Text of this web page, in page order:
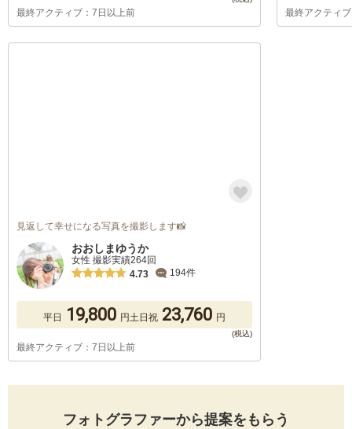
最終アクティブ：7日以上前 最終アクティ
見返して幸せになる写真を撮影します📸
おおしまゆうか
女性 撮影実績264回
4.73
194件
平日 19,800 円土日祝 23,760 円
最終アクティブ：7日以上前
フォトグラファーから提案をもらう